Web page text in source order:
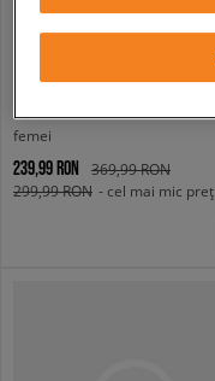
CROCS BAE CLOG
femei
239,99 RON
369,99 RON
299,99 RON - cel mai mic preț